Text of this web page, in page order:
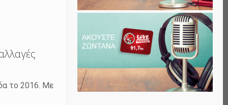
το 2016. Με